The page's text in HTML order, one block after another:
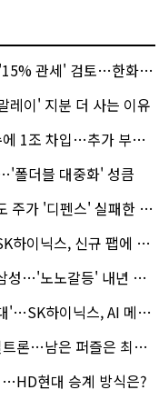
' 검토…한화큐셀·OCI 영향은?
레이' 지분 더 사는 이유
조 차입…추가 부담은?
폴더블 대중화' 성큼
가 '디펜스' 실패한 이유
스, 신규 팹에 54조 투자
갈등' 내년 교섭 판 흔들까
스, AI 메모리 표준 선점 나섰다
퍼즐은 최태원 지분 29.4%
현대 승계 방식은?